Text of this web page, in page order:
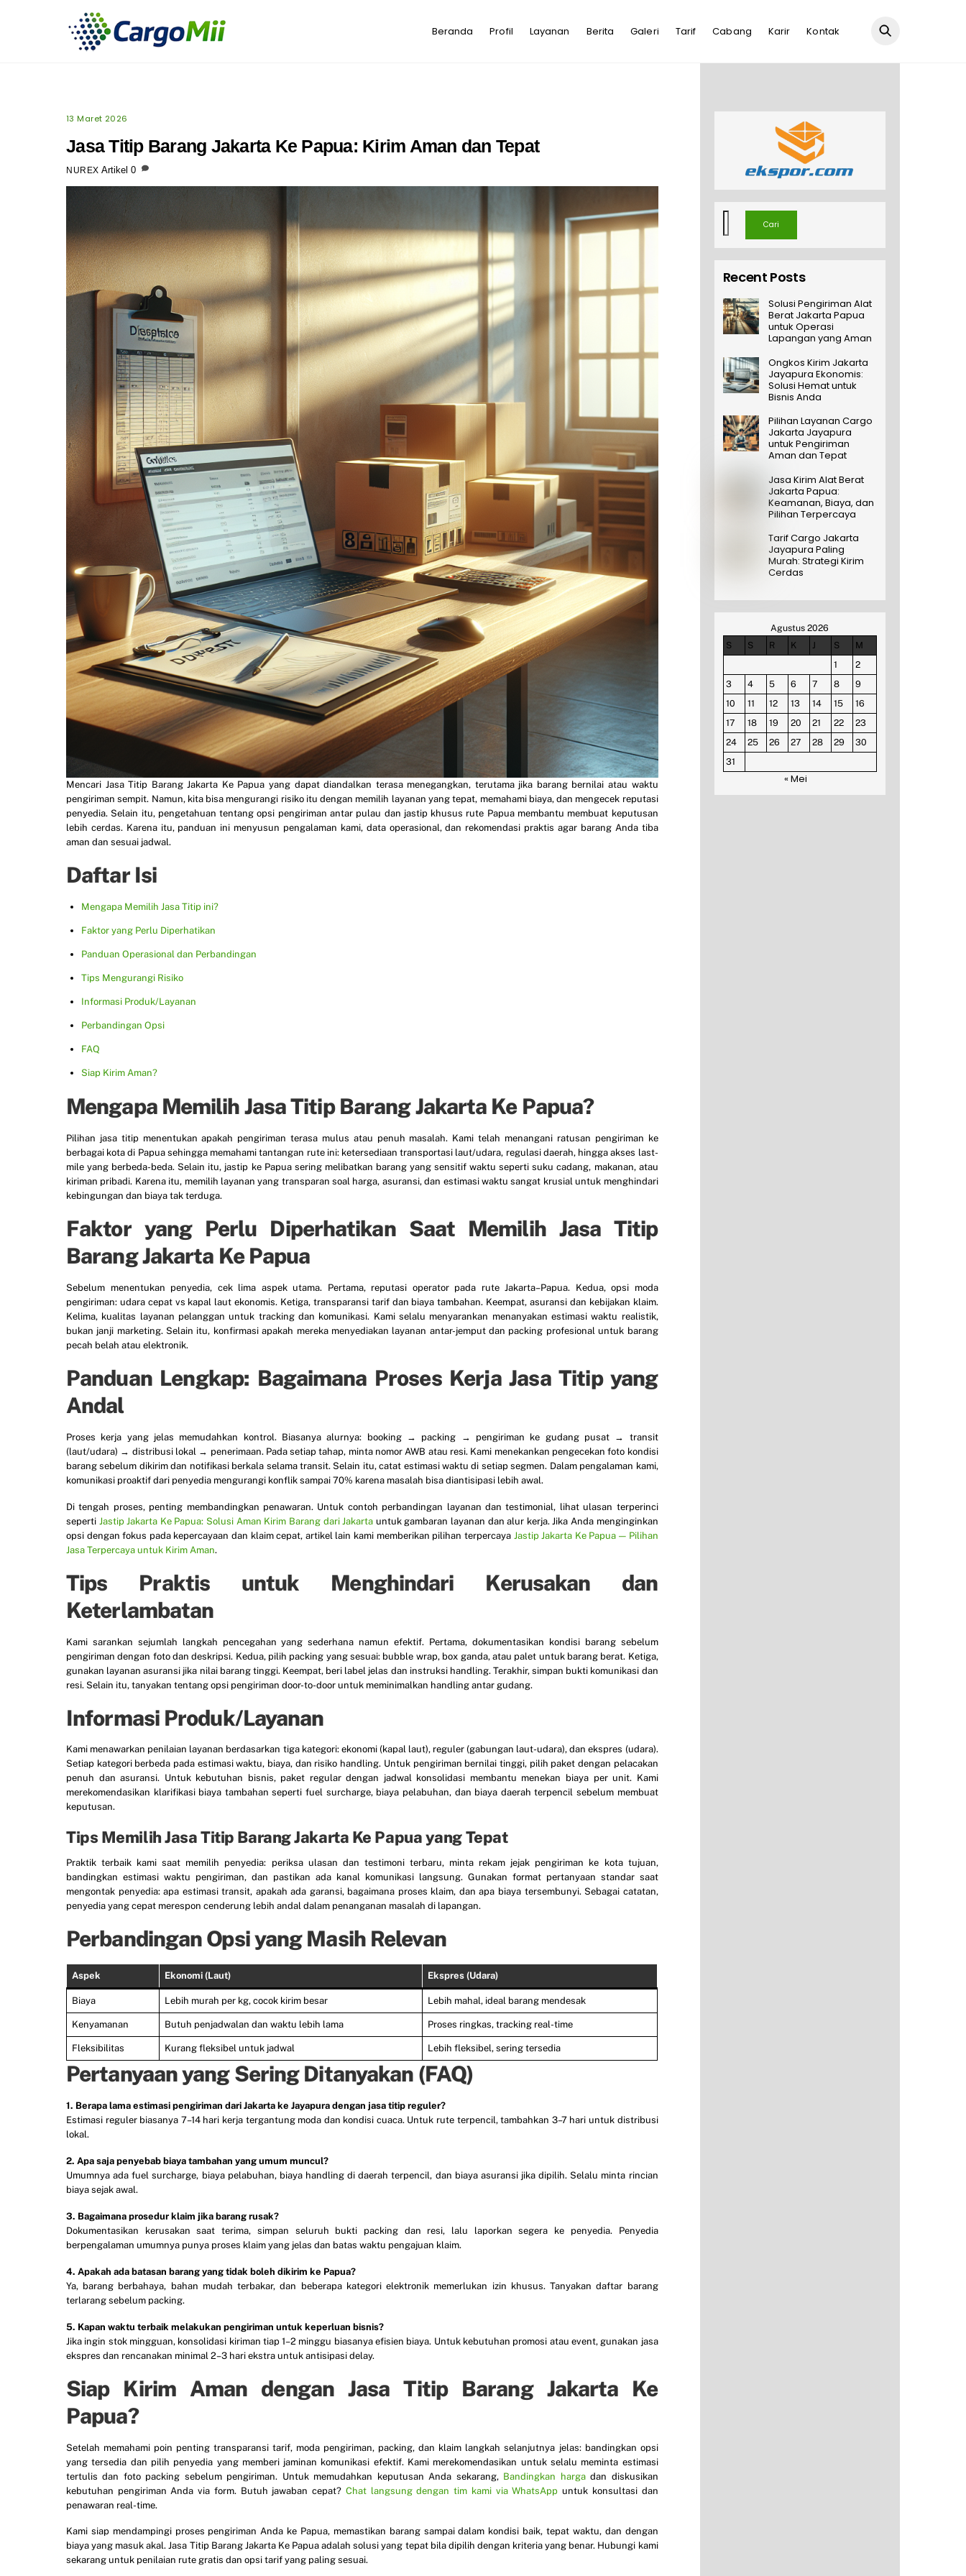
Beranda Profil Layanan Berita Galeri Tarif Cabang Karir Kontak
13 Maret 2026
Jasa Titip Barang Jakarta Ke Papua: Kirim Aman dan Tepat
NUREX Artikel 0
Mencari Jasa Titip Barang Jakarta Ke Papua yang dapat diandalkan terasa menegangkan, terutama jika barang bernilai atau waktu
pengiriman sempit. Namun, kita bisa mengurangi risiko itu dengan memilih layanan yang tepat, memahami biaya, dan mengecek reputasi
penyedia. Selain itu, pengetahuan tentang opsi pengiriman antar pulau dan jastip khusus rute Papua membantu membuat keputusan
lebih cerdas. Karena itu, panduan ini menyusun pengalaman kami, data operasional, dan rekomendasi praktis agar barang Anda tiba
aman dan sesuai jadwal.
Daftar Isi
Mengapa Memilih Jasa Titip ini?
Faktor yang Perlu Diperhatikan
Panduan Operasional dan Perbandingan
Tips Mengurangi Risiko
Informasi Produk/Layanan
Perbandingan Opsi
FAQ
Siap Kirim Aman?
Mengapa Memilih Jasa Titip Barang Jakarta Ke Papua?
Pilihan jasa titip menentukan apakah pengiriman terasa mulus atau penuh masalah. Kami telah menangani ratusan pengiriman ke
berbagai kota di Papua sehingga memahami tantangan rute ini: ketersediaan transportasi laut/udara, regulasi daerah, hingga akses last-
mile yang berbeda-beda. Selain itu, jastip ke Papua sering melibatkan barang yang sensitif waktu seperti suku cadang, makanan, atau
kiriman pribadi. Karena itu, memilih layanan yang transparan soal harga, asuransi, dan estimasi waktu sangat krusial untuk menghindari
kebingungan dan biaya tak terduga.
Faktor yang Perlu Diperhatikan Saat Memilih Jasa Titip
Barang Jakarta Ke Papua
Sebelum menentukan penyedia, cek lima aspek utama. Pertama, reputasi operator pada rute Jakarta–Papua. Kedua, opsi moda
pengiriman: udara cepat vs kapal laut ekonomis. Ketiga, transparansi tarif dan biaya tambahan. Keempat, asuransi dan kebijakan klaim.
Kelima, kualitas layanan pelanggan untuk tracking dan komunikasi. Kami selalu menyarankan menanyakan estimasi waktu realistik,
bukan janji marketing. Selain itu, konfirmasi apakah mereka menyediakan layanan antar-jemput dan packing profesional untuk barang
pecah belah atau elektronik.
Panduan Lengkap: Bagaimana Proses Kerja Jasa Titip yang
Andal
Proses kerja yang jelas memudahkan kontrol. Biasanya alurnya: booking → packing → pengiriman ke gudang pusat → transit
(laut/udara) → distribusi lokal → penerimaan. Pada setiap tahap, minta nomor AWB atau resi. Kami menekankan pengecekan foto kondisi
barang sebelum dikirim dan notifikasi berkala selama transit. Selain itu, catat estimasi waktu di setiap segmen. Dalam pengalaman kami,
komunikasi proaktif dari penyedia mengurangi konflik sampai 70% karena masalah bisa diantisipasi lebih awal.
Di tengah proses, penting membandingkan penawaran. Untuk contoh perbandingan layanan dan testimonial, lihat ulasan terperinci
seperti Jastip Jakarta Ke Papua: Solusi Aman Kirim Barang dari Jakarta untuk gambaran layanan dan alur kerja. Jika Anda menginginkan
opsi dengan fokus pada kepercayaan dan klaim cepat, artikel lain kami memberikan pilihan terpercaya Jastip Jakarta Ke Papua — Pilihan
Jasa Terpercaya untuk Kirim Aman.
Tips Praktis untuk Menghindari Kerusakan dan
Keterlambatan
Kami sarankan sejumlah langkah pencegahan yang sederhana namun efektif. Pertama, dokumentasikan kondisi barang sebelum
pengiriman dengan foto dan deskripsi. Kedua, pilih packing yang sesuai: bubble wrap, box ganda, atau palet untuk barang berat. Ketiga,
gunakan layanan asuransi jika nilai barang tinggi. Keempat, beri label jelas dan instruksi handling. Terakhir, simpan bukti komunikasi dan
resi. Selain itu, tanyakan tentang opsi pengiriman door-to-door untuk meminimalkan handling antar gudang.
Informasi Produk/Layanan
Kami menawarkan penilaian layanan berdasarkan tiga kategori: ekonomi (kapal laut), reguler (gabungan laut-udara), dan ekspres (udara).
Setiap kategori berbeda pada estimasi waktu, biaya, dan risiko handling. Untuk pengiriman bernilai tinggi, pilih paket dengan pelacakan
penuh dan asuransi. Untuk kebutuhan bisnis, paket regular dengan jadwal konsolidasi membantu menekan biaya per unit. Kami
merekomendasikan klarifikasi biaya tambahan seperti fuel surcharge, biaya pelabuhan, dan biaya daerah terpencil sebelum membuat
keputusan.
Tips Memilih Jasa Titip Barang Jakarta Ke Papua yang Tepat
Praktik terbaik kami saat memilih penyedia: periksa ulasan dan testimoni terbaru, minta rekam jejak pengiriman ke kota tujuan,
bandingkan estimasi waktu pengiriman, dan pastikan ada kanal komunikasi langsung. Gunakan format pertanyaan standar saat
mengontak penyedia: apa estimasi transit, apakah ada garansi, bagaimana proses klaim, dan apa biaya tersembunyi. Sebagai catatan,
penyedia yang cepat merespon cenderung lebih andal dalam penanganan masalah di lapangan.
Perbandingan Opsi yang Masih Relevan
Aspek Ekonomi (Laut) Ekspres (Udara)
Biaya Lebih murah per kg, cocok kirim besar Lebih mahal, ideal barang mendesak
Kenyamanan Butuh penjadwalan dan waktu lebih lama Proses ringkas, tracking real-time
Fleksibilitas Kurang fleksibel untuk jadwal Lebih fleksibel, sering tersedia
Pertanyaan yang Sering Ditanyakan (FAQ)
1. Berapa lama estimasi pengiriman dari Jakarta ke Jayapura dengan jasa titip reguler?
Estimasi reguler biasanya 7–14 hari kerja tergantung moda dan kondisi cuaca. Untuk rute terpencil, tambahkan 3–7 hari untuk distribusi
lokal.
2. Apa saja penyebab biaya tambahan yang umum muncul?
Umumnya ada fuel surcharge, biaya pelabuhan, biaya handling di daerah terpencil, dan biaya asuransi jika dipilih. Selalu minta rincian
biaya sejak awal.
3. Bagaimana prosedur klaim jika barang rusak?
Dokumentasikan kerusakan saat terima, simpan seluruh bukti packing dan resi, lalu laporkan segera ke penyedia. Penyedia
berpengalaman umumnya punya proses klaim yang jelas dan batas waktu pengajuan klaim.
4. Apakah ada batasan barang yang tidak boleh dikirim ke Papua?
Ya, barang berbahaya, bahan mudah terbakar, dan beberapa kategori elektronik memerlukan izin khusus. Tanyakan daftar barang
terlarang sebelum packing.
5. Kapan waktu terbaik melakukan pengiriman untuk keperluan bisnis?
Jika ingin stok mingguan, konsolidasi kiriman tiap 1–2 minggu biasanya efisien biaya. Untuk kebutuhan promosi atau event, gunakan jasa
ekspres dan rencanakan minimal 2–3 hari ekstra untuk antisipasi delay.
Siap Kirim Aman dengan Jasa Titip Barang Jakarta Ke
Papua?
Setelah memahami poin penting transparansi tarif, moda pengiriman, packing, dan klaim langkah selanjutnya jelas: bandingkan opsi
yang tersedia dan pilih penyedia yang memberi jaminan komunikasi efektif. Kami merekomendasikan untuk selalu meminta estimasi
tertulis dan foto packing sebelum pengiriman. Untuk memudahkan keputusan Anda sekarang, Bandingkan hargadan diskusikan
kebutuhan pengiriman Anda via form. Butuh jawaban cepat? Chat langsung dengan tim kami via WhatsApp untuk konsultasi dan
penawaran real-time.
Kami siap mendampingi proses pengiriman Anda ke Papua, memastikan barang sampai dalam kondisi baik, tepat waktu, dan dengan
biaya yang masuk akal. Jasa Titip Barang Jakarta Ke Papua adalah solusi yang tepat bila dipilih dengan kriteria yang benar. Hubungi kami
sekarang untuk penilaian rute gratis dan opsi tarif yang paling sesuai.
Cari
Recent Posts
Solusi Pengiriman Alat
Berat Jakarta Papua
untuk Operasi
Lapangan yang Aman
Ongkos Kirim Jakarta
Jayapura Ekonomis:
Solusi Hemat untuk
Bisnis Anda
Pilihan Layanan Cargo
Jakarta Jayapura
untuk Pengiriman
Aman dan Tepat
Jasa Kirim Alat Berat
Jakarta Papua:
Keamanan, Biaya, dan
Pilihan Terpercaya
Tarif Cargo Jakarta
Jayapura Paling
Murah: Strategi Kirim
Cerdas
Agustus 2026
S
S R K J S
M
1
2
3
4 5 6 7 8
9
10
11 12 13 14 15
16
17
18 19 20 21 22
23
24
25 26 27 28 29
30
31
« Mei